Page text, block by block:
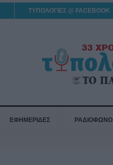
ΤΥΠΟΛΟΓΙΕΣ @ FACEBOOK
ΕΦΗΜΕΡΙΔΕΣ ΡΑΔΙΟΦΩΝΟ